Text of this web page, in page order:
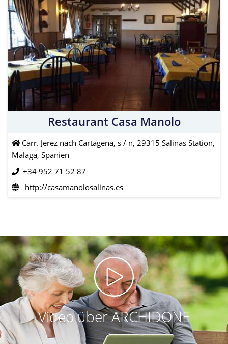
Restaurant Casa Manolo
Carr. Jerez nach Cartagena, s / n, 29315 Salinas Station,
Malaga, Spanien
+34 952 71 52 87
http://casamanolosalinas.es
Video über ARCHIDONE